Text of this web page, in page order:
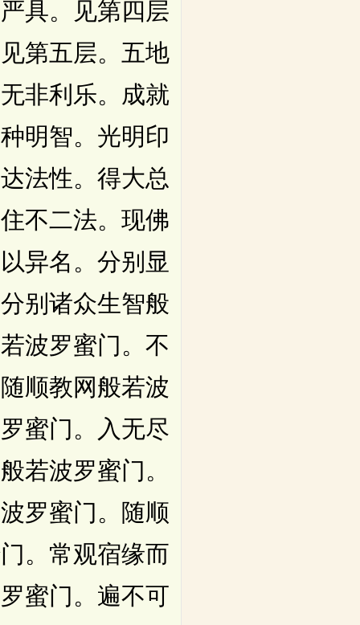
具。见第四层
第五层。五地
非利乐。成就
明智。光明印
法性。得大总
不二法。现佛
异名。分别显
别诸众生智般
波罗蜜门。不
顺教网般若波
蜜门。入无尽
若波罗蜜门。
罗蜜门。随顺
。常观宿缘而
蜜门。遍不可